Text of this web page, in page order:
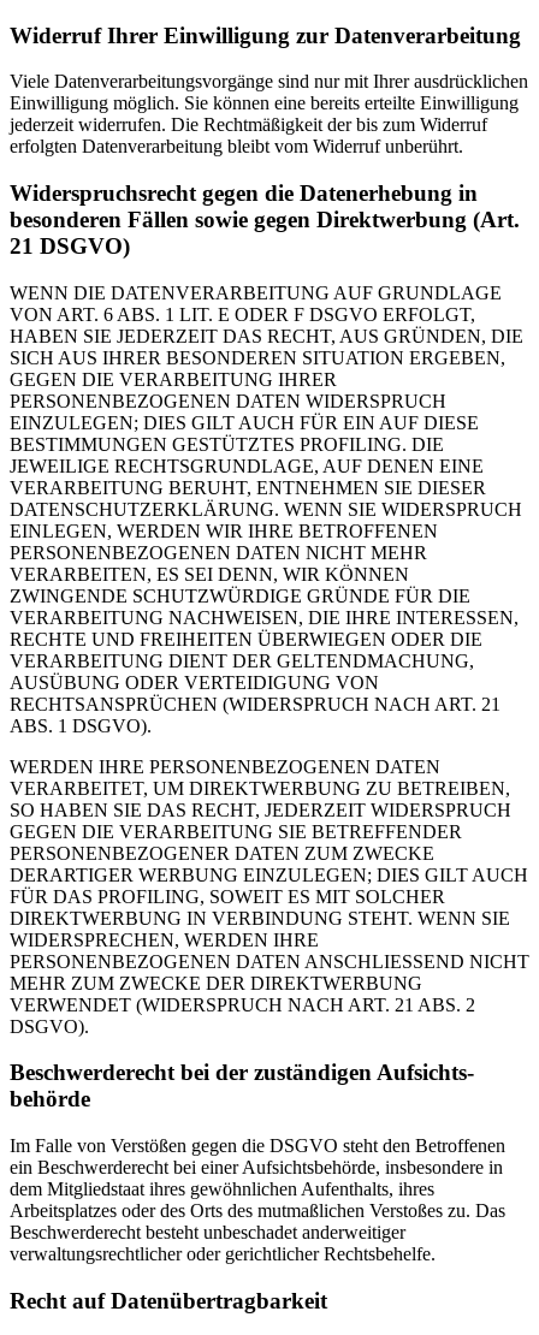
Widerruf Ihrer Einwilligung zur Datenverarbeitung
Viele Datenverarbeitungsvorgänge sind nur mit Ihrer ausdrücklichen
Einwilligung möglich. Sie können eine bereits erteilte Einwilligung
jederzeit widerrufen. Die Rechtmäßigkeit der bis zum Widerruf
erfolgten Datenverarbeitung bleibt vom Widerruf unberührt.
Widerspruchsrecht gegen die Datenerhebung in
besonderen Fällen sowie gegen Direktwerbung (Art.
21 DSGVO)
WENN DIE DATENVERARBEITUNG AUF GRUNDLAGE
VON ART. 6 ABS. 1 LIT. E ODER F DSGVO ERFOLGT,
HABEN SIE JEDERZEIT DAS RECHT, AUS GRÜNDEN, DIE
SICH AUS IHRER BESONDEREN SITUATION ERGEBEN,
GEGEN DIE VERARBEITUNG IHRER
PERSONENBEZOGENEN DATEN WIDERSPRUCH
EINZULEGEN; DIES GILT AUCH FÜR EIN AUF DIESE
BESTIMMUNGEN GESTÜTZTES PROFILING. DIE
JEWEILIGE RECHTSGRUNDLAGE, AUF DENEN EINE
VERARBEITUNG BERUHT, ENTNEHMEN SIE DIESER
DATENSCHUTZERKLÄRUNG. WENN SIE WIDERSPRUCH
EINLEGEN, WERDEN WIR IHRE BETROFFENEN
PERSONENBEZOGENEN DATEN NICHT MEHR
VERARBEITEN, ES SEI DENN, WIR KÖNNEN
ZWINGENDE SCHUTZWÜRDIGE GRÜNDE FÜR DIE
VERARBEITUNG NACHWEISEN, DIE IHRE INTERESSEN,
RECHTE UND FREIHEITEN ÜBERWIEGEN ODER DIE
VERARBEITUNG DIENT DER GELTENDMACHUNG,
AUSÜBUNG ODER VERTEIDIGUNG VON
RECHTSANSPRÜCHEN (WIDERSPRUCH NACH ART. 21
ABS. 1 DSGVO).
WERDEN IHRE PERSONENBEZOGENEN DATEN
VERARBEITET, UM DIREKTWERBUNG ZU BETREIBEN,
SO HABEN SIE DAS RECHT, JEDERZEIT WIDERSPRUCH
GEGEN DIE VERARBEITUNG SIE BETREFFENDER
PERSONENBEZOGENER DATEN ZUM ZWECKE
DERARTIGER WERBUNG EINZULEGEN; DIES GILT AUCH
FÜR DAS PROFILING, SOWEIT ES MIT SOLCHER
DIREKTWERBUNG IN VERBINDUNG STEHT. WENN SIE
WIDERSPRECHEN, WERDEN IHRE
PERSONENBEZOGENEN DATEN ANSCHLIESSEND NICHT
MEHR ZUM ZWECKE DER DIREKTWERBUNG
VERWENDET (WIDERSPRUCH NACH ART. 21 ABS. 2
DSGVO).
Beschwerde­recht bei der zuständigen Aufsichts­
behörde
Im Falle von Verstößen gegen die DSGVO steht den Betroffenen
ein Beschwerderecht bei einer Aufsichtsbehörde, insbesondere in
dem Mitgliedstaat ihres gewöhnlichen Aufenthalts, ihres
Arbeitsplatzes oder des Orts des mutmaßlichen Verstoßes zu. Das
Beschwerderecht besteht unbeschadet anderweitiger
verwaltungsrechtlicher oder gerichtlicher Rechtsbehelfe.
Recht auf Daten­übertrag­barkeit